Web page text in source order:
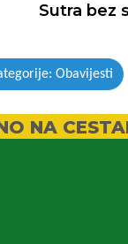
Sutra bez
Obavijesti
NA